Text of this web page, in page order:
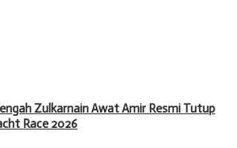
Zulkarnain Awat Amir Resmi Tutup
Race 2026